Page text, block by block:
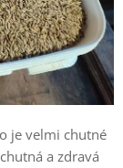
je velmi chutné
a zdravá